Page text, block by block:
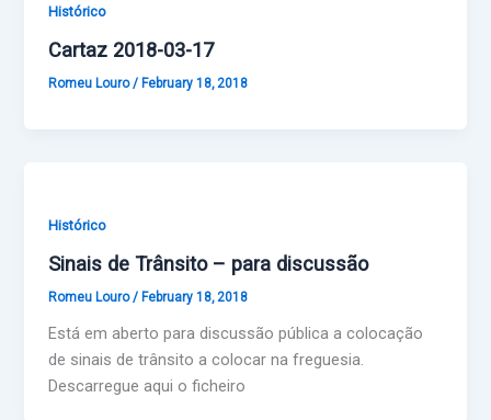
Histórico
Cartaz 2018-03-17
Romeu Louro/ February 18, 2018
Histórico
Sinais de Trânsito – para discussão
Romeu Louro/ February 18, 2018
Está em aberto para discussão pública a colocação
de sinais de trânsito a colocar na freguesia.
Descarregue aqui o ficheiro